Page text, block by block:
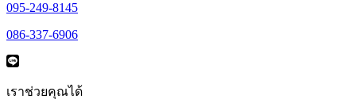
095-249-8145
086-337-6906
เราช่วยคุณได้